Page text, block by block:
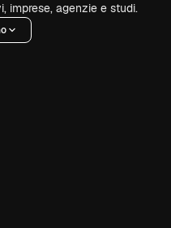
imprese, agenzie e studi.